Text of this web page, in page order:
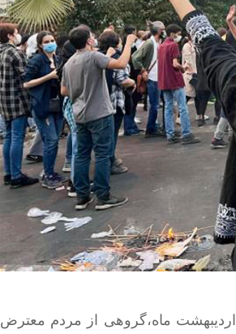
ویدئوهای منتشر شده حاکی از آن است که روز جمعه ۲۲ اردیبهشت ماه،گروهی از مردم معترض